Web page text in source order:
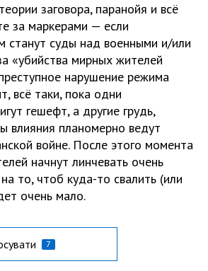
заговора, паранойя и всё
за маркерами — если
станут суды над военными и/или
«убийства мирных жителей
нарушение режима
всё таки, пока одни
гешефт, а другие грудь,
влияния планомерно ведут
войне. После этого момента
начнут линчевать очень
то, чтоб куда-то свалить (или
очень мало.
7